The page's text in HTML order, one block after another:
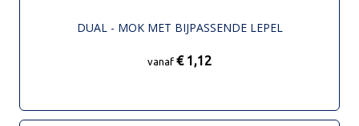
DUAL - MOK MET BIJPASSENDE LEPEL
vanaf € 1,12